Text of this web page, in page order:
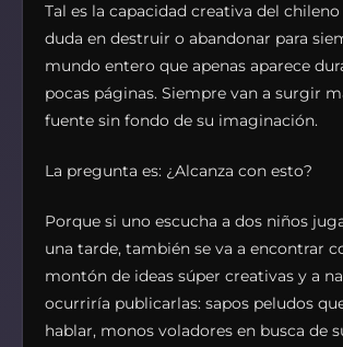
Tal es la capacidad creativa del
duda en destruir o abandonar para
mundo entero que apenas aparece
pocas páginas. Siempre van a surgir
fuente sin fondo de su imaginación.
La pregunta es: ¿Alcanza con esto?
Porque si uno escucha a dos niños
una tarde, también se va a encontrar
montón de ideas súper creativas y a
ocurriría publicarlas: sapos peludos
hablar, monos voladores en busca de